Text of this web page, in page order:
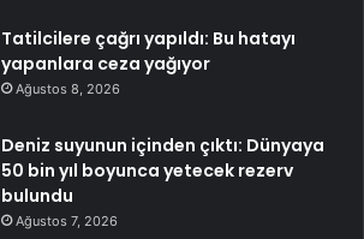
Tatilcilere çağrı yapıldı: Bu hatayı
yapanlara ceza yağıyor
Ağustos 8, 2026
Deniz suyunun içinden çıktı: Dünyaya
50 bin yıl boyunca yetecek rezerv
bulundu
Ağustos 7, 2026